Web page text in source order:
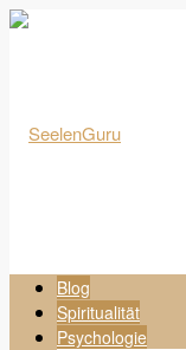
Blog
Spiritualität
Psychologie